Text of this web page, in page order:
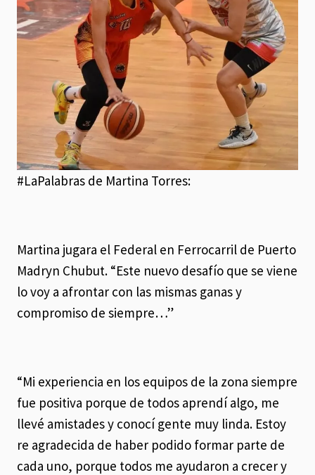
#LaPalabras de Martina Torres:
Martina jugara el Federal en Ferrocarril de Puerto
Madryn Chubut. “Este nuevo desafío que se viene
lo voy a afrontar con las mismas ganas y
compromiso de siempre…”
“Mi experiencia en los equipos de la zona siempre
fue positiva porque de todos aprendí algo, me
llevé amistades y conocí gente muy linda. Estoy
re agradecida de haber podido formar parte de
cada uno, porque todos me ayudaron a crecer y